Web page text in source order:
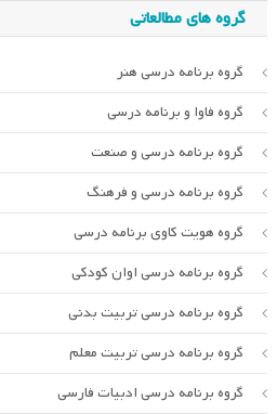
گروه های مطالعاتی
گروه برنامه درسی هنر
گروه فاوا و برنامه درسی
گروه برنامه درسی و صنعت
گروه برنامه درسی و فرهنگ
گروه هویت کاوی برنامه درسی
گروه برنامه درسی اوان کودکی
گروه برنامه درسی تربیت بدنی
گروه برنامه درسی تربیت معلم
گروه برنامه درسی ادبیات فارسی